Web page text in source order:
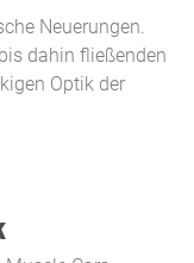
Neuerungen.
dahin fließenden
Optik der